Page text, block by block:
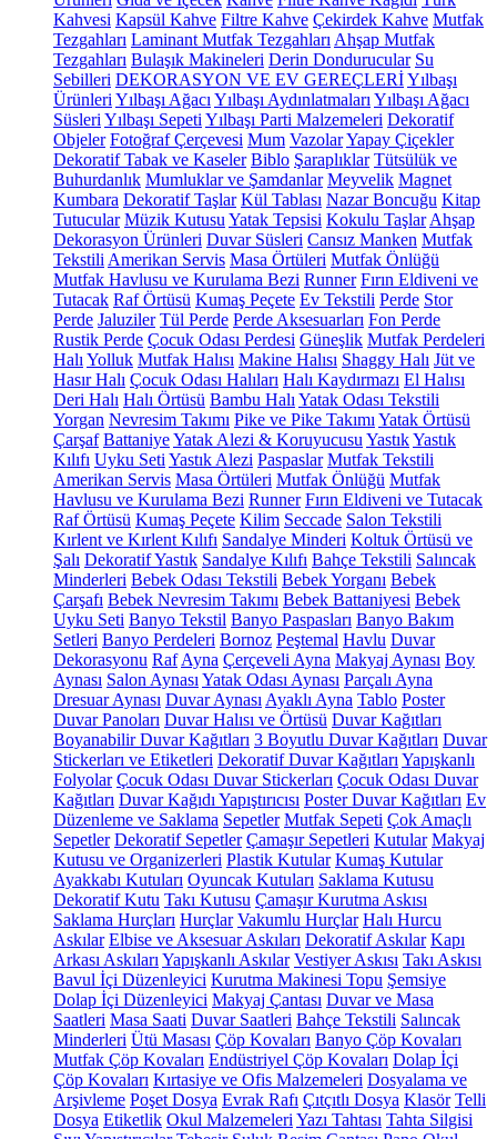
Kahvesi Kapsül Kahve Filtre Kahve Çekirdek Kahve Mutfak
Tezgahları Laminant Mutfak Tezgahları Ahşap Mutfak
Tezgahları Bulaşık Makineleri Derin Dondurucular Su
Sebilleri DEKORASYON VE EV GEREÇLERİYılbaşı
Ürünleri Yılbaşı Ağacı Yılbaşı Aydınlatmaları Yılbaşı Ağacı
Süsleri Yılbaşı Sepeti Yılbaşı Parti Malzemeleri Dekoratif
Objeler Fotoğraf Çerçevesi Mum VazolarYapay Çiçekler
Dekoratif Tabak ve Kaseler Biblo Şaraplıklar Tütsülük ve
Buhurdanlık Mumluklar ve Şamdanlar Meyvelik Magnet
Kumbara Dekoratif Taşlar Kül Tablası Nazar Boncuğu Kitap
Tutucular Müzik Kutusu Yatak Tepsisi Kokulu Taşlar Ahşap
Dekorasyon Ürünleri Duvar Süsleri Cansız Manken Mutfak
Tekstili Amerikan Servis Masa Örtüleri Mutfak Önlüğü
Mutfak Havlusu ve Kurulama Bezi Runner Fırın Eldiveni ve
Tutacak Raf Örtüsü Kumaş Peçete Ev Tekstili Perde Stor
Perde Jaluziler Tül Perde Perde Aksesuarları Fon Perde
Rustik Perde Çocuk Odası Perdesi Güneşlik Mutfak Perdeleri
Halı Yolluk Mutfak Halısı Makine Halısı Shaggy Halı Jüt ve
Hasır Halı Çocuk Odası Halıları Halı Kaydırmazı El Halısı
Deri Halı Halı Örtüsü Bambu Halı Yatak Odası Tekstili
Yorgan Nevresim Takımı Pike ve Pike Takımı Yatak Örtüsü
Çarşaf BattaniyeYatak Alezi & Koruyucusu YastıkYastık
Kılıfı Uyku Seti Yastık Alezi Paspaslar Mutfak Tekstili
Amerikan Servis Masa Örtüleri Mutfak Önlüğü Mutfak
Havlusu ve Kurulama Bezi Runner Fırın Eldiveni ve Tutacak
Raf Örtüsü Kumaş Peçete Kilim Seccade Salon Tekstili
Kırlent ve Kırlent Kılıfı Sandalye Minderi Koltuk Örtüsü ve
Şalı Dekoratif Yastık Sandalye Kılıfı Bahçe Tekstili Salıncak
Minderleri Bebek Odası Tekstili Bebek Yorganı Bebek
Çarşafı Bebek Nevresim Takımı Bebek Battaniyesi Bebek
Uyku Seti Banyo Tekstil Banyo Paspasları Banyo Bakım
Setleri Banyo Perdeleri Bornoz Peştemal Havlu Duvar
Dekorasyonu Raf Ayna Çerçeveli Ayna Makyaj Aynası Boy
Aynası Salon Aynası Yatak Odası Aynası Parçalı Ayna
Dresuar Aynası Duvar Aynası Ayaklı Ayna Tablo Poster
Duvar Panoları Duvar Halısı ve Örtüsü Duvar Kağıtları
Boyanabilir Duvar Kağıtları 3 Boyutlu Duvar Kağıtları Duvar
Stickerları ve Etiketleri Dekoratif Duvar Kağıtları Yapışkanlı
Folyolar Çocuk Odası Duvar Stickerları Çocuk Odası Duvar
Kağıtları Duvar Kağıdı Yapıştırıcısı Poster Duvar Kağıtları Ev
Düzenleme ve Saklama Sepetler Mutfak Sepeti Çok Amaçlı
Sepetler Dekoratif Sepetler Çamaşır Sepetleri Kutular Makyaj
Kutusu ve Organizerleri Plastik Kutular Kumaş Kutular
Ayakkabı Kutuları Oyuncak Kutuları Saklama Kutusu
Dekoratif Kutu Takı Kutusu Çamaşır Kurutma Askısı
Saklama Hurçları Hurçlar Vakumlu Hurçlar Halı Hurcu
Askılar Elbise ve Aksesuar Askıları Dekoratif Askılar Kapı
Arkası Askıları Yapışkanlı Askılar Vestiyer Askısı Takı Askısı
Bavul İçi Düzenleyici Kurutma Makinesi Topu Şemsiye
Dolap İçi Düzenleyici Makyaj Çantası Duvar ve Masa
Saatleri Masa Saati Duvar Saatleri Bahçe Tekstili Salıncak
Minderleri Ütü Masası Çöp Kovaları Banyo Çöp Kovaları
Mutfak Çöp Kovaları Endüstriyel Çöp Kovaları Dolap İçi
Çöp Kovaları Kırtasiye ve Ofis Malzemeleri Dosyalama ve
Arşivleme Poşet Dosya Evrak Rafı Çıtçıtlı Dosya Klasör Telli
Dosya Etiketlik Okul Malzemeleri Yazı Tahtası Tahta Silgisi